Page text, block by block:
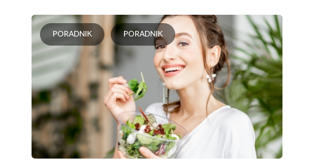
PORADNIK PORADNIK